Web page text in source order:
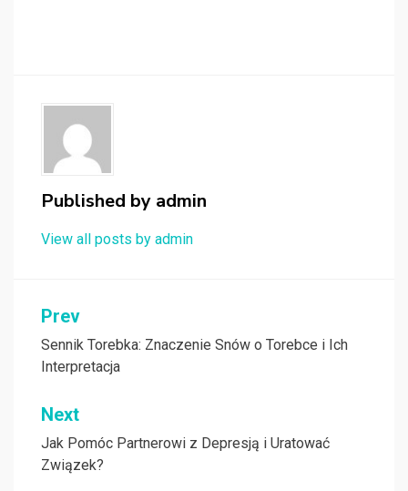
Published by admin
View all posts by admin
Nawigacja
wpisu
Prev
Sennik Torebka: Znaczenie Snów o Torebce i Ich
Interpretacja
Next
Jak Pomóc Partnerowi z Depresją i Uratować
Związek?